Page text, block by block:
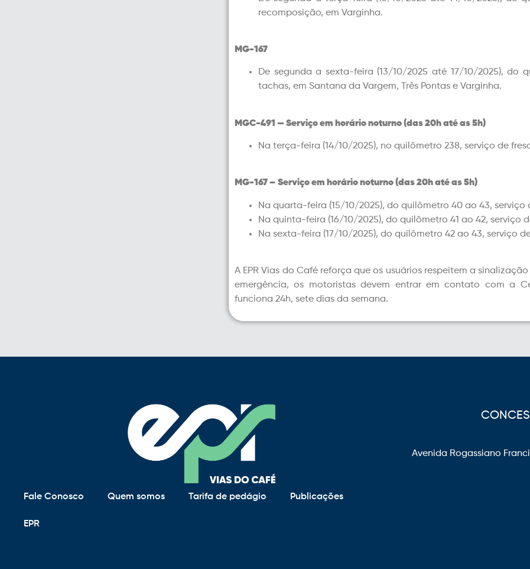
recomposição, em Varginha.
MG-167
De segunda a sexta-feira (13/10/2025 até 17/10/2025),
tachas, em Santana da Vargem, Três Pontas e Varginha.
MGC-491 — Serviço em horário noturno (das 20h até as 5h)
Na terça-feira (14/10/2025), no quilômetro 238, serviço de
MG-167 – Serviço em horário noturno (das 20h até as 5h)
Na quarta-feira (15/10/2025), do quilômetro 40 ao 43,
Na quinta-feira (16/10/2025), do quilômetro 41 ao 42, serviço
Na sexta-feira (17/10/2025), do quilômetro 42 ao 43, serviço
A EPR Vias do Café reforça que os usuários respeitem a
emergência, os motoristas devem entrar em contato com a
funciona 24h, sete dias da semana.
Fale Conosco Quem somos Tarifa de pedágio Publicações
EPR
Avenida Rogassiano